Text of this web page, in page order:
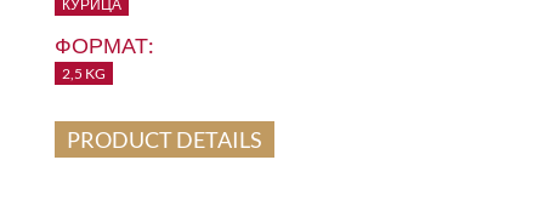
КУРИЦА
ФОРМАТ:
2,5 KG
PRODUCT DETAILS